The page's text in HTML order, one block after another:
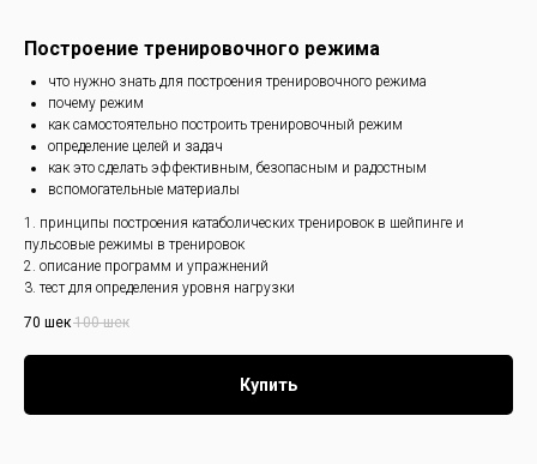
Построение тренировочного режима
что нужно знать для построения тренировочного режима
почему режим
как самостоятельно построить тренировочный режим
определение целей и задач
как это сделать эффективным, безопасным и радостным
вспомогательные материалы
1. принципы построения катаболических тренировок в шейпинге и
пульсовые режимы в тренировок
2. описание программ и упражнений
3. тест для определения уровня нагрузки
70 шек 100 шек
Купить